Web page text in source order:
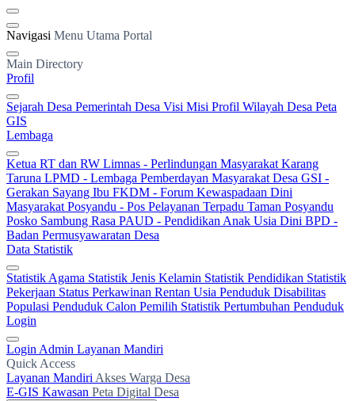
Navigasi Menu Utama Portal
Main Directory
Profil
Sejarah Desa Pemerintah Desa Visi Misi Profil Wilayah Desa Peta
GIS
Lembaga
Ketua RT dan RW Limnas - Perlindungan Masyarakat Karang
Taruna LPMD - Lembaga Pemberdayan Masyarakat Desa GSI -
Gerakan Sayang Ibu FKDM - Forum Kewaspadaan Dini
Masyarakat Posyandu - Pos Pelayanan Terpadu Taman Posyandu
Posko Sambung Rasa PAUD - Pendidikan Anak Usia Dini BPD -
Badan Permusyawaratan Desa
Data Statistik
Statistik Agama Statistik Jenis Kelamin Statistik Pendidikan Statistik
Pekerjaan Status Perkawinan Rentan Usia Penduduk Disabilitas
Populasi Penduduk Calon Pemilih Statistik Pertumbuhan Penduduk
Login
Login Admin Layanan Mandiri
Quick Access
Layanan Mandiri Akses Warga Desa
E-GIS Kawasan Peta Digital Desa